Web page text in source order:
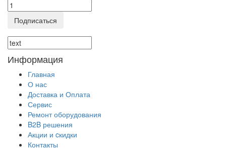
Подписаться
Информация
Главная
О нас
Доставка и Оплата
Сервис
Ремонт оборудования
B2B решения
Акции и cкидки
Контакты